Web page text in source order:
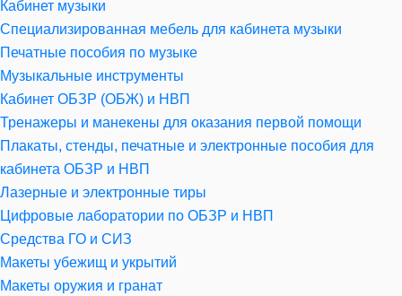
Кабинет музыки
Специализированная мебель для кабинета музыки
Печатные пособия по музыке
Музыкальные инструменты
Кабинет ОБЗР (ОБЖ) и НВП
Тренажеры и манекены для оказания первой помощи
Плакаты, стенды, печатные и электронные пособия для
кабинета ОБЗР и НВП
Лазерные и электронные тиры
Цифровые лаборатории по ОБЗР и НВП
Средства ГО и СИЗ
Макеты убежищ и укрытий
Макеты оружия и гранат